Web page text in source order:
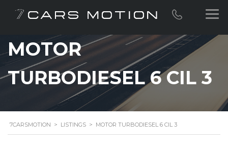
MOTOR
TURBODIESEL 6 CIL 3
7CARSMOTION > LISTINGS > MOTOR TURBODIESEL 6 CIL 3